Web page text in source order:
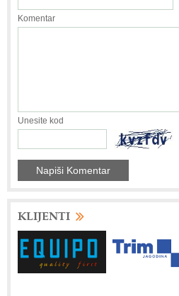
Komentar
Unesite kod
KLIJENTI